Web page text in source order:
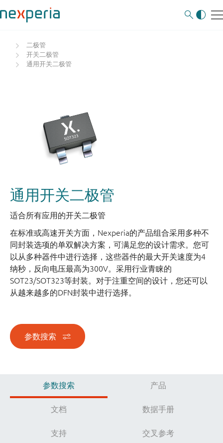
二极管
开关二极管
通用开关二极管
通用开关二极管
适合所有应用的开关二极管
在标准或高速开关方面，Nexperia的产品组合采用多种不
同封装选项的单双解决方案，可满足您的设计需求。您可
以从多种器件中进行选择，这些器件的最大开关速度为4
纳秒，反向电压最高为300V。采用行业青睐的
SOT23/SOT323等封装。对于注重空间的设计，您还可以
从越来越多的DFN封装中进行选择。
参数搜索
参数搜索 产品
文档 数据手册
支持 交叉参考